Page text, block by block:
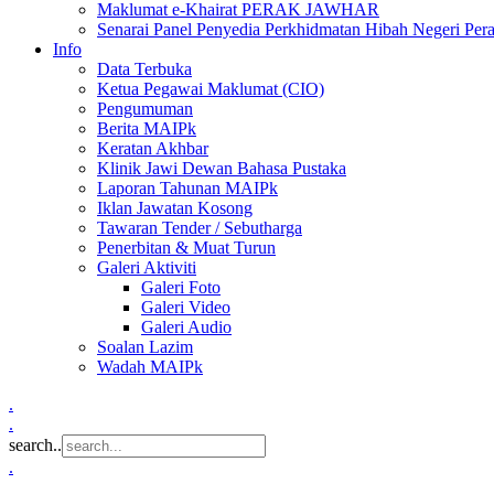
Maklumat e-Khairat PERAK JAWHAR
Senarai Panel Penyedia Perkhidmatan Hibah Negeri
Info
Data Terbuka
Ketua Pegawai Maklumat (CIO)
Pengumuman
Berita MAIPk
Keratan Akhbar
Klinik Jawi Dewan Bahasa Pustaka
Laporan Tahunan MAIPk
Iklan Jawatan Kosong
Tawaran Tender / Sebutharga
Penerbitan & Muat Turun
Galeri Aktiviti
Galeri Foto
Galeri Video
Galeri Audio
Soalan Lazim
Wadah MAIPk
.
.
search..
.